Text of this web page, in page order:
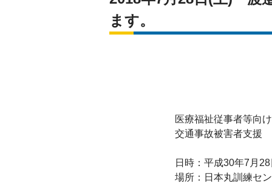
ます。
医療福祉従事者等向
交通事故被害者支援
日時：平成30年7月
場所：日本丸訓練セ